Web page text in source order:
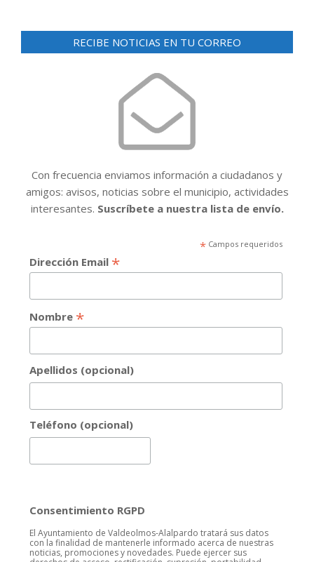
RECIBE NOTICIAS EN TU CORREO
Con frecuencia enviamos información a ciudadanos y
amigos: avisos, noticias sobre el municipio, actividades
interesantes. Suscríbete a nuestra lista de envío.
*Campos requeridos
Dirección Email *
Nombre *
Apellidos (opcional)
Teléfono (opcional)
Consentimiento RGPD
El Ayuntamiento de Valdeolmos-Alalpardo tratará sus datos
con la finalidad de mantenerle informado acerca de nuestras
noticias, promociones y novedades. Puede ejercer sus